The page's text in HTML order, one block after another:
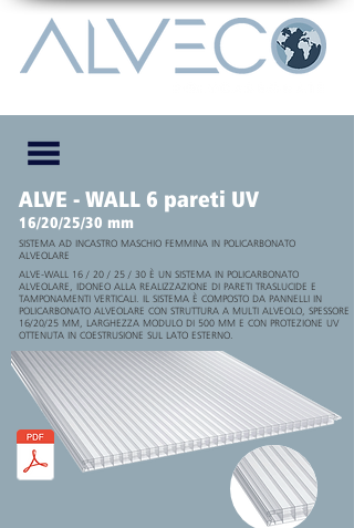
ALVE - WALL 6 pareti UV
16/20/25/30 mm
SISTEMA AD INCASTRO MASCHIO FEMMINA IN POLICARBONATO
ALVEOLARE
ALVE-WALL 16 / 20 / 25 / 30 È UN SISTEMA IN POLICARBONATO
ALVEOLARE, IDONEO ALLA REALIZZAZIONE DI PARETI TRASLUCIDE E
TAMPONAMENTI VERTICALI. IL SISTEMA È COMPOSTO DA PANNELLI IN
POLICARBONATO ALVEOLARE CON STRUTTURA A MULTI ALVEOLO, SPESSORE
16/20/25 MM, LARGHEZZA MODULO DI 500 MM E CON PROTEZIONE UV
OTTENUTA IN COESTRUSIONE SUL LATO ESTERNO.